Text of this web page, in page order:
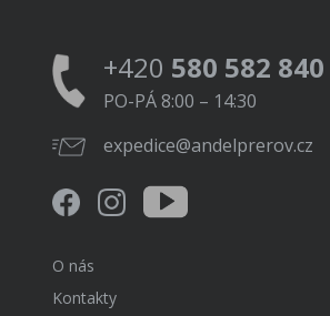
+420 580 582 840
PO-PÁ 8:00 – 14:30
expedice@andelprerov.cz
O nás
Kontakty